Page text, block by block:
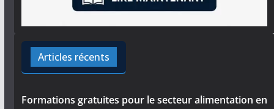
Articles récents
Formations gratuites pour le secteur alimentation en